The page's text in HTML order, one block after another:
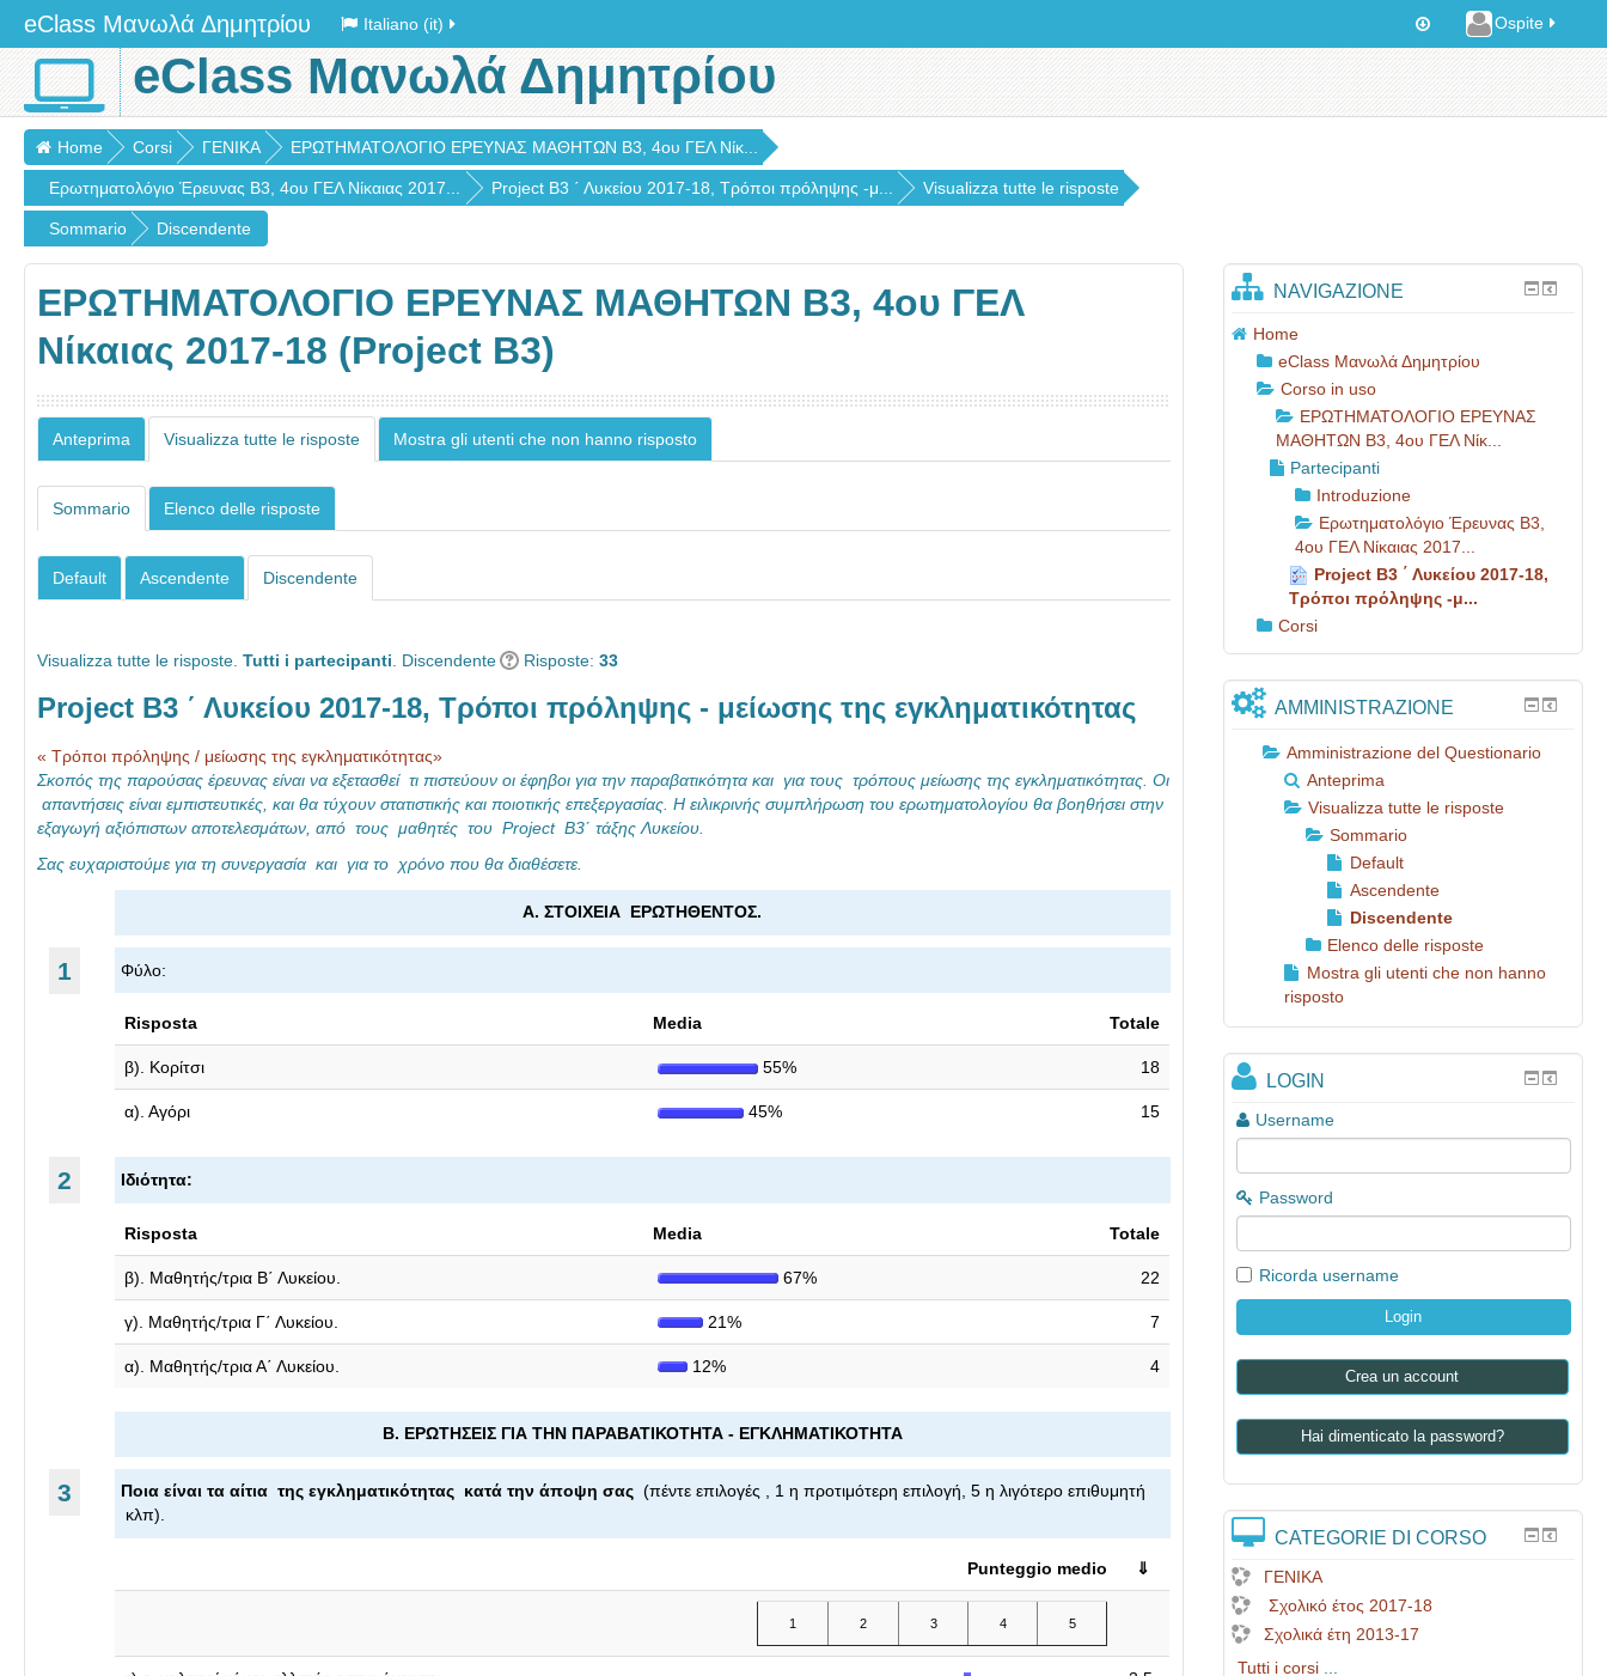
eClass Μανωλά Δημητρίου Ospite
Italiano (it)
eClass Μανωλά Δημητρίου
Home Corsi ΓΕΝΙΚΑ ΕΡΩΤΗΜΑΤΟΛΟΓΙΟ ΕΡΕΥΝΑΣ ΜΑΘΗΤΩΝ B3, 4ου ΓΕΛ Νίκ...
Ερωτηματολόγιο Έρευνας B3, 4ου ΓΕΛ Νίκαιας 2017... Project Β3 ΄ Λυκείου 2017-18, Τρόποι πρόληψης -μ... Visualizza tutte le risposte
Sommario Discendente
ΕΡΩΤΗΜΑΤΟΛΟΓΙΟ ΕΡΕΥΝΑΣ ΜΑΘΗΤΩΝ B3, 4ου ΓΕΛ
Νίκαιας 2017-18 (Project Β3)
Anteprima Visualizza tutte le risposte Mostra gli utenti che non hanno risposto
Sommario Elenco delle risposte
Default Ascendente Discendente
Visualizza tutte le risposte. Tutti i partecipanti . Discendente Risposte: 33
Project Β3 ΄ Λυκείου 2017-18, Τρόποι πρόληψης - μείωσης της εγκληματικότητας
« Τρόποι πρόληψης / μείωσης της εγκληματικότητας»
Σκοπός της παρούσας έρευνας είναι να εξετασθεί τι πιστεύουν οι έφηβοι για την παραβατικότητα και για τους τρόπους μείωσης της εγκληματικότητας. Οι
απαντήσεις είναι εμπιστευτικές, και θα τύχουν στατιστικής και ποιοτικής επεξεργασίας. Η ειλικρινής συμπλήρωση του ερωτηματολογίου θα βοηθήσει στην
εξαγωγή αξιόπιστων αποτελεσμάτων, από τους μαθητές του Project Β3΄ τάξης Λυκείου.
Σας ευχαριστούμε για τη συνεργασία και για το χρόνο που θα διαθέσετε.
Α. ΣΤΟΙΧΕΙΑ ΕΡΩΤΗΘΕΝΤΟΣ.
1 Φύλο:
Risposta Media Totale
β). Κορίτσι 55% 18
α). Αγόρι 45% 15
2 Ιδιότητα:
Risposta Media Totale
β). Μαθητής/τρια Β΄ Λυκείου. 67% 22
γ). Μαθητής/τρια Γ΄ Λυκείου. 21% 7
α). Μαθητής/τρια Α΄ Λυκείου. 12% 4
Β. ΕΡΩΤΗΣΕΙΣ ΓΙΑ ΤΗΝ ΠΑΡΑΒΑΤΙΚΟΤΗΤΑ - ΕΓΚΛΗΜΑΤΙΚΟΤΗΤΑ
3 Ποια είναι τα αίτια της εγκληματικότητας κατά την άποψη σας (πέντε επιλογές , 1 η προτιμότερη επιλογή, 5 η λιγότερο επιθυμητή
κλπ).
Punteggio medio ⇓
1 2 3 4 5
NAVIGAZIONE
Home
eClass Μανωλά Δημητρίου
Corso in uso
ΕΡΩΤΗΜΑΤΟΛΟΓΙΟ ΕΡΕΥΝΑΣ
ΜΑΘΗΤΩΝ B3, 4ου ΓΕΛ Νίκ...
Partecipanti
Introduzione
Ερωτηματολόγιο Έρευνας B3,
4ου ΓΕΛ Νίκαιας 2017...
Project Β3 ΄ Λυκείου 2017-18,
Τρόποι πρόληψης -μ...
Corsi
AMMINISTRAZIONE
Amministrazione del Questionario
Anteprima
Visualizza tutte le risposte
Sommario
Default
Ascendente
Discendente
Elenco delle risposte
Mostra gli utenti che non hanno
risposto
LOGIN
Username
Password
Ricorda username
Crea un account
Hai dimenticato la password?
CATEGORIE DI CORSO
ΓΕΝΙΚΑ
Σχολικό έτος 2017-18
Σχολικά έτη 2013-17
Tutti i corsi ...